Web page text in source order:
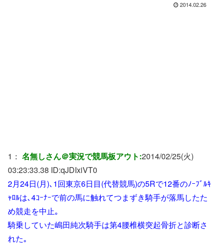
2014.02.26
1： 名無しさん＠実況で競馬板アウト:2014/02/25(火)
03:23:33.38 ID:qJDIxiVT0
2月24日(月)､1回東京6日目(代替競馬)の5Rで12番のﾉｰﾌﾞﾙｷ
ｬﾛﾙは､4ｺｰﾅｰで前の馬に触れてつまずき騎手が落馬したた
め競走を中止｡
騎乗していた嶋田純次騎手は第4腰椎横突起骨折と診断さ
れた｡